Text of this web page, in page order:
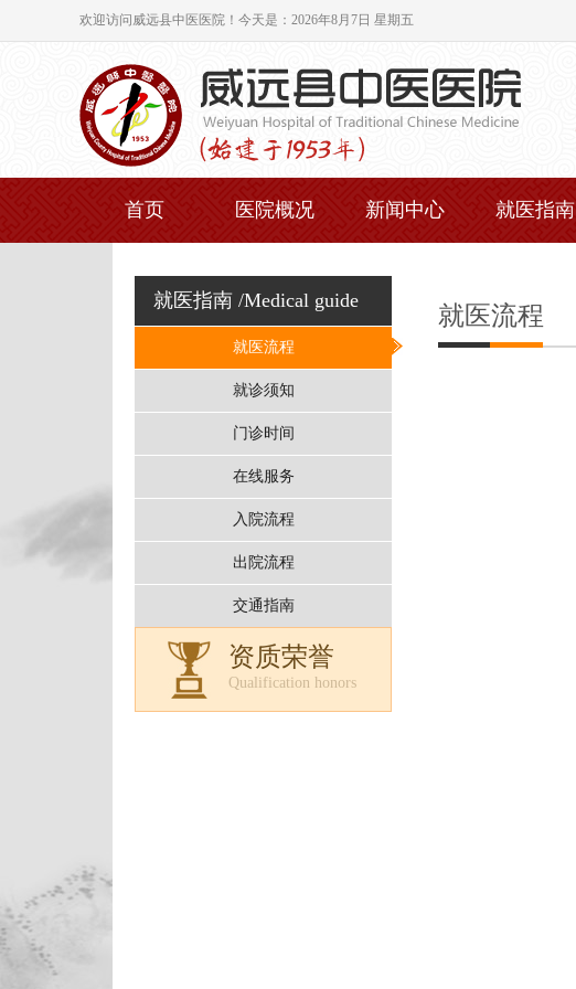
欢迎访问威远县中医医院！ 今天是：2026年8月7日 星期五
首页 医院概况 新闻中心 就医指南
就医指南 /Medical guide
就医流程
就诊须知
门诊时间
在线服务
入院流程
出院流程
交通指南
资质荣誉
Qualification honors
就医流程